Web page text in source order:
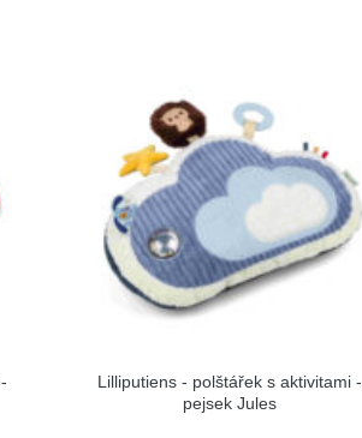
Lilliputiens - polštářek s aktivitami -
pejsek Jules